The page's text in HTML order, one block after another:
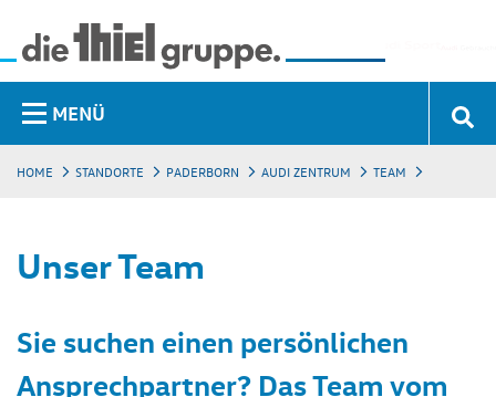
MENÜ
HOME STANDORTE PADERBORN AUDI ZENTRUM TEAM
Unser Team
Sie suchen einen persönlichen
Ansprechpartner? Das Team vom